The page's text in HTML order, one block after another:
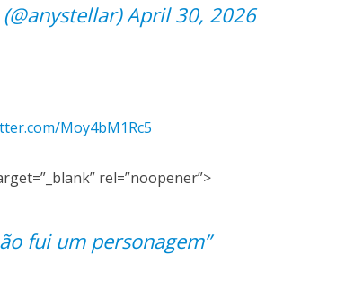
April 30, 2026
Moy4bM1Rc5
rel=”noopener”>
fui um personagem”